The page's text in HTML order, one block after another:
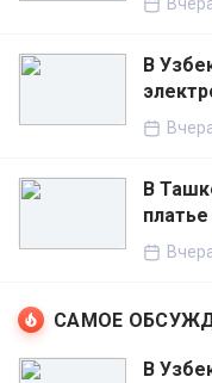
В
В
САМОЕ
В